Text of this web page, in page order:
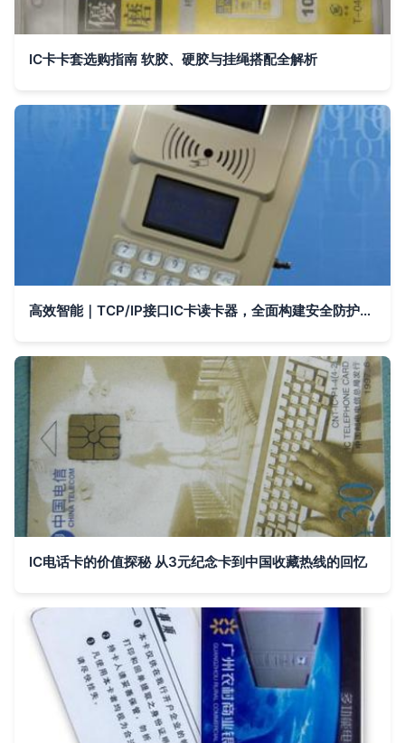
IC卡卡套选购指南 软胶、硬胶与挂绳搭配全解析
高效智能｜TCP/IP接口IC卡读卡器，全面构建安全防护系统
IC电话卡的价值探秘 从3元纪念卡到中国收藏热线的回忆